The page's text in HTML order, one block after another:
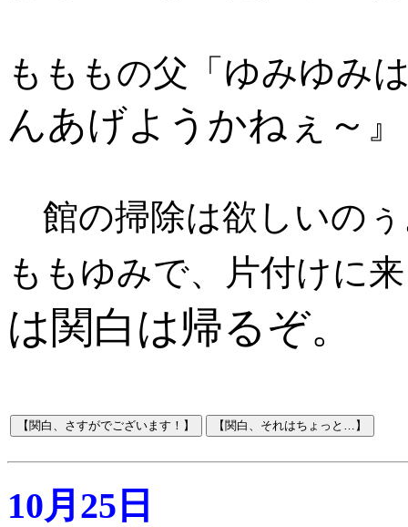
もももの父「 ゆみゆみ
んあげようかねぇ～
館の掃除は欲しいの
ももゆみで、片付けに
は関白は帰るぞ。
10月25日